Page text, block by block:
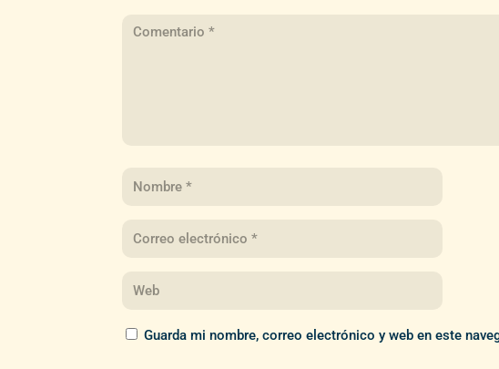
Guarda mi nombre, correo electrónico y web en este